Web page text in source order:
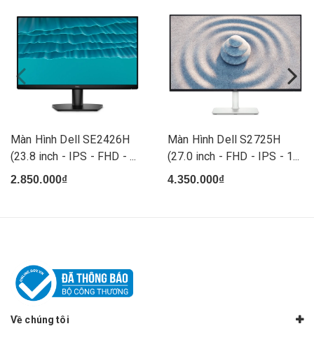
Màn Hình Dell SE2426H
(23.8 inch - IPS - FHD - ...
2.850.000₫
Màn Hình Dell S2725H
(27.0 inch - FHD - IPS - 1...
4.350.000₫
Về chúng tôi